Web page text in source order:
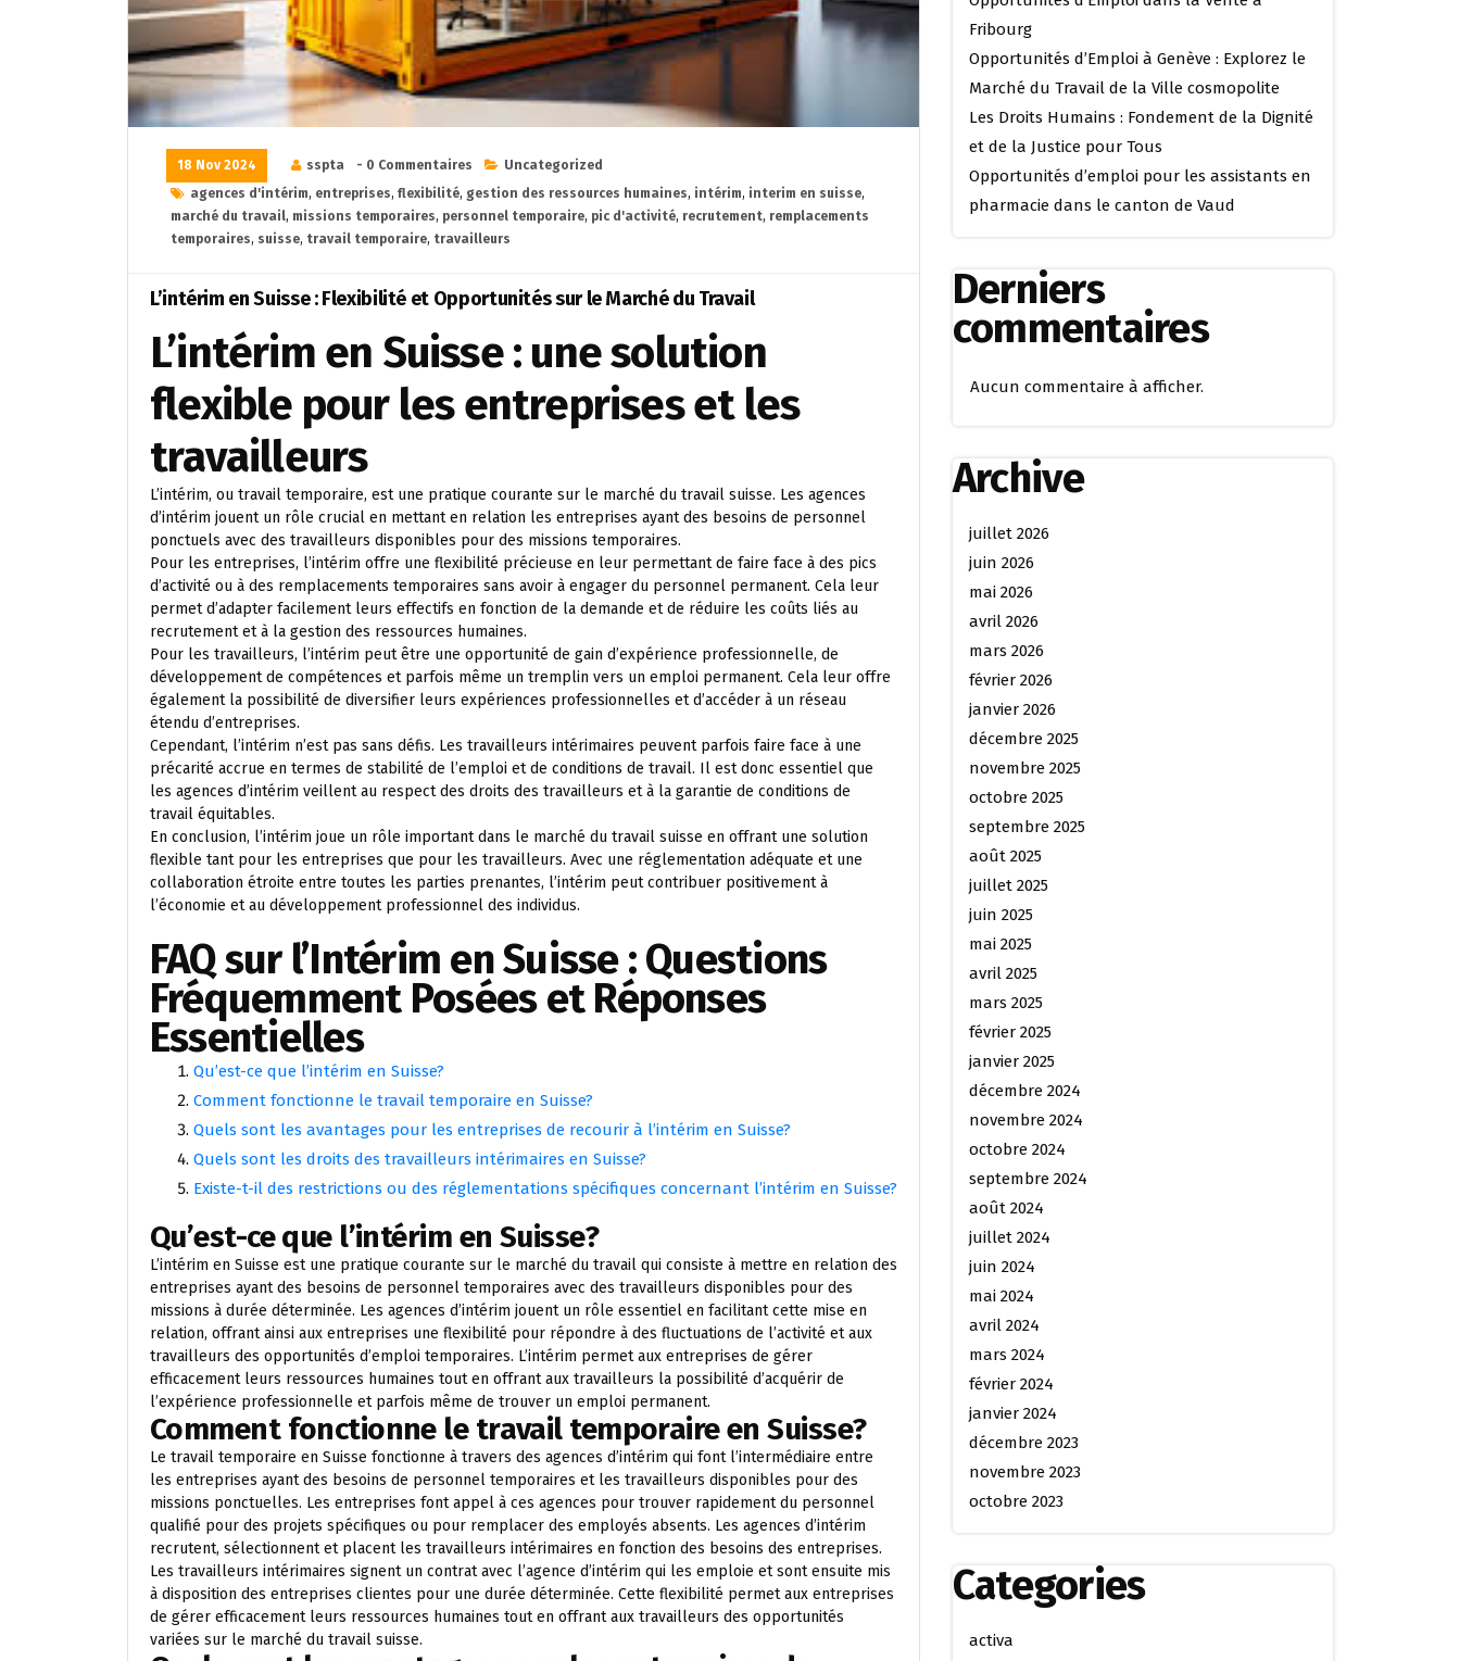
18 Nov 2024 sspta - 0 Commentaires
Uncategorized
agences d'intérim, entreprises, flexibilité, gestion des ressources humaines, intérim, interim en suisse,
marché du travail, missions temporaires, personnel temporaire, pic d'activité, recrutement, remplacements
temporaires, suisse, travail temporaire, travailleurs
L’intérim en Suisse : Flexibilité et Opportunités sur le Marché du Travail
L’intérim en Suisse : une solution
flexible pour les entreprises et les
travailleurs
L’intérim, ou travail temporaire, est une pratique courante sur le marché du travail suisse. Les agences
d’intérim jouent un rôle crucial en mettant en relation les entreprises ayant des besoins de personnel
ponctuels avec des travailleurs disponibles pour des missions temporaires.
Pour les entreprises, l’intérim offre une flexibilité précieuse en leur permettant de faire face à des pics
d’activité ou à des remplacements temporaires sans avoir à engager du personnel permanent. Cela leur
permet d’adapter facilement leurs effectifs en fonction de la demande et de réduire les coûts liés au
recrutement et à la gestion des ressources humaines.
Pour les travailleurs, l’intérim peut être une opportunité de gain d’expérience professionnelle, de
développement de compétences et parfois même un tremplin vers un emploi permanent. Cela leur offre
également la possibilité de diversifier leurs expériences professionnelles et d’accéder à un réseau
étendu d’entreprises.
Cependant, l’intérim n’est pas sans défis. Les travailleurs intérimaires peuvent parfois faire face à une
précarité accrue en termes de stabilité de l’emploi et de conditions de travail. Il est donc essentiel que
les agences d’intérim veillent au respect des droits des travailleurs et à la garantie de conditions de
travail équitables.
En conclusion, l’intérim joue un rôle important dans le marché du travail suisse en offrant une solution
flexible tant pour les entreprises que pour les travailleurs. Avec une réglementation adéquate et une
collaboration étroite entre toutes les parties prenantes, l’intérim peut contribuer positivement à
l’économie et au développement professionnel des individus.
FAQ sur l’Intérim en Suisse : Questions
Fréquemment Posées et Réponses
Essentielles
Qu’est-ce que l’intérim en Suisse?
Comment fonctionne le travail temporaire en Suisse?
Quels sont les avantages pour les entreprises de recourir à l’intérim en Suisse?
Quels sont les droits des travailleurs intérimaires en Suisse?
Existe-t-il des restrictions ou des réglementations spécifiques concernant l’intérim en Suisse?
Qu’est-ce que l’intérim en Suisse?
L’intérim en Suisse est une pratique courante sur le marché du travail qui consiste à mettre en relation des
entreprises ayant des besoins de personnel temporaires avec des travailleurs disponibles pour des
missions à durée déterminée. Les agences d’intérim jouent un rôle essentiel en facilitant cette mise en
relation, offrant ainsi aux entreprises une flexibilité pour répondre à des fluctuations de l’activité et aux
travailleurs des opportunités d’emploi temporaires. L’intérim permet aux entreprises de gérer
efficacement leurs ressources humaines tout en offrant aux travailleurs la possibilité d’acquérir de
l’expérience professionnelle et parfois même de trouver un emploi permanent.
Comment fonctionne le travail temporaire en Suisse?
Le travail temporaire en Suisse fonctionne à travers des agences d’intérim qui font l’intermédiaire entre
les entreprises ayant des besoins de personnel temporaires et les travailleurs disponibles pour des
missions ponctuelles. Les entreprises font appel à ces agences pour trouver rapidement du personnel
qualifié pour des projets spécifiques ou pour remplacer des employés absents. Les agences d’intérim
recrutent, sélectionnent et placent les travailleurs intérimaires en fonction des besoins des entreprises.
Les travailleurs intérimaires signent un contrat avec l’agence d’intérim qui les emploie et sont ensuite mis
à disposition des entreprises clientes pour une durée déterminée. Cette flexibilité permet aux entreprises
de gérer efficacement leurs ressources humaines tout en offrant aux travailleurs des opportunités
variées sur le marché du travail suisse.
Fribourg
Opportunités d’Emploi à Genève : Explorez le
Marché du Travail de la Ville cosmopolite
Les Droits Humains : Fondement de la Dignité
et de la Justice pour Tous
Opportunités d’emploi pour les assistants en
pharmacie dans le canton de Vaud
Derniers
commentaires
Aucun commentaire à afficher.
Archive
juillet 2026
juin 2026
mai 2026
avril 2026
mars 2026
février 2026
janvier 2026
décembre 2025
novembre 2025
octobre 2025
septembre 2025
août 2025
juillet 2025
juin 2025
mai 2025
avril 2025
mars 2025
février 2025
janvier 2025
décembre 2024
novembre 2024
octobre 2024
septembre 2024
août 2024
juillet 2024
juin 2024
mai 2024
avril 2024
mars 2024
février 2024
janvier 2024
décembre 2023
novembre 2023
octobre 2023
Categories
activa